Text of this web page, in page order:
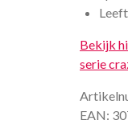
Bekijk
serie
EAN: